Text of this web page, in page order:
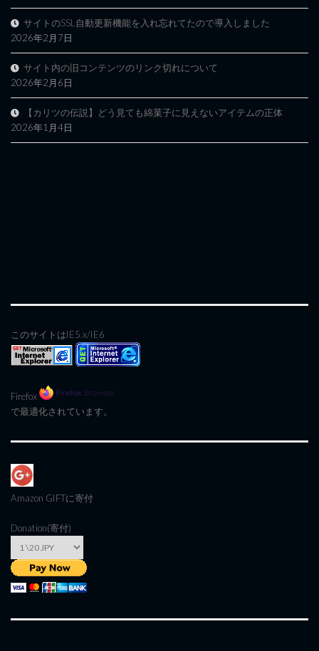
サイトのSSL自動更新機能を入れ忘れてたので導入しました
2026年2月7日
サイト内の旧コンテンツのリンク切れについて
2026年2月6日
【カリツの伝説】どう見ても綿菓子に見えないアイテムの正体
2026年1月4日
このサイトはIE5.x/IE6
Firefox
で最適化されています。
Amazon GIFTに寄付
Donation(寄付)